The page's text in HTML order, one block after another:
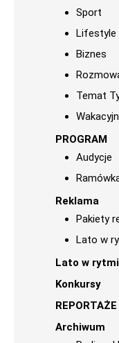
Sport
Lifestyle
Biznes
Temat
PROGRAM
Audycje
Reklama
Pakiety
Lato w
Lato w
Konkursy
REPORTAŻE
Archiwum